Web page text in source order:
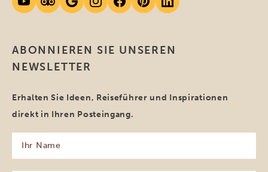
ABONNIEREN SIE UNSEREN
NEWSLETTER
Erhalten Sie Ideen, Reiseführer und Inspirationen
direkt in Ihren Posteingang.
Name
(erforderlich)